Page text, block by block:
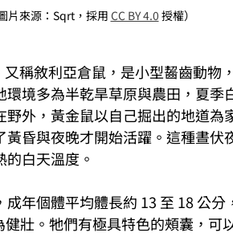
片來源：Sqrt，採用 CC BY 4.0 授權）
又稱敘利亞倉鼠，是小型齧齒動物
境多為半乾旱草原與農田，夏季
外，黃金鼠以自己掘出的地道為
昏與夜晚才開始活躍。這種晝伏
白天溫度。
年個體平均體長約 13 至 18 公分
壯。牠們有極具特色的頰囊，可